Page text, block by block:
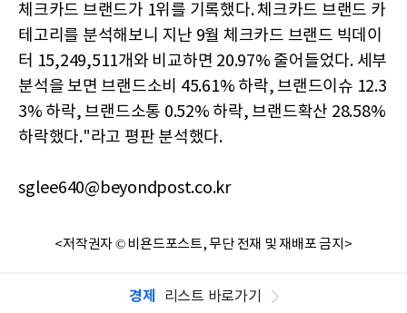
체크카드 브랜드가 1위를 기록했다. 체크카드 브랜드 카
테고리를 분석해보니 지난 9월 체크카드 브랜드 빅데이
터 15,249,511개와 비교하면 20.97% 줄어들었다. 세부
분석을 보면 브랜드소비 45.61% 하락, 브랜드이슈 12.3
3% 하락, 브랜드소통 0.52% 하락, 브랜드확산 28.58%
하락했다."라고 평판 분석했다.
sglee640@beyondpost.co.kr
<저작권자 © 비욘드포스트, 무단 전재 및 재배포 금지>
경제 리스트 바로가기